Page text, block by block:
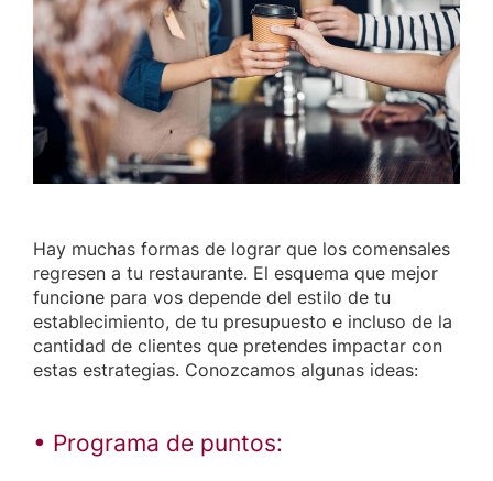
Hay muchas formas de lograr que los comensales
regresen a tu restaurante. El esquema que mejor
funcione para vos depende del estilo de tu
establecimiento, de tu presupuesto e incluso de la
cantidad de clientes que pretendes impactar con
estas estrategias. Conozcamos algunas ideas:
• Programa de puntos: